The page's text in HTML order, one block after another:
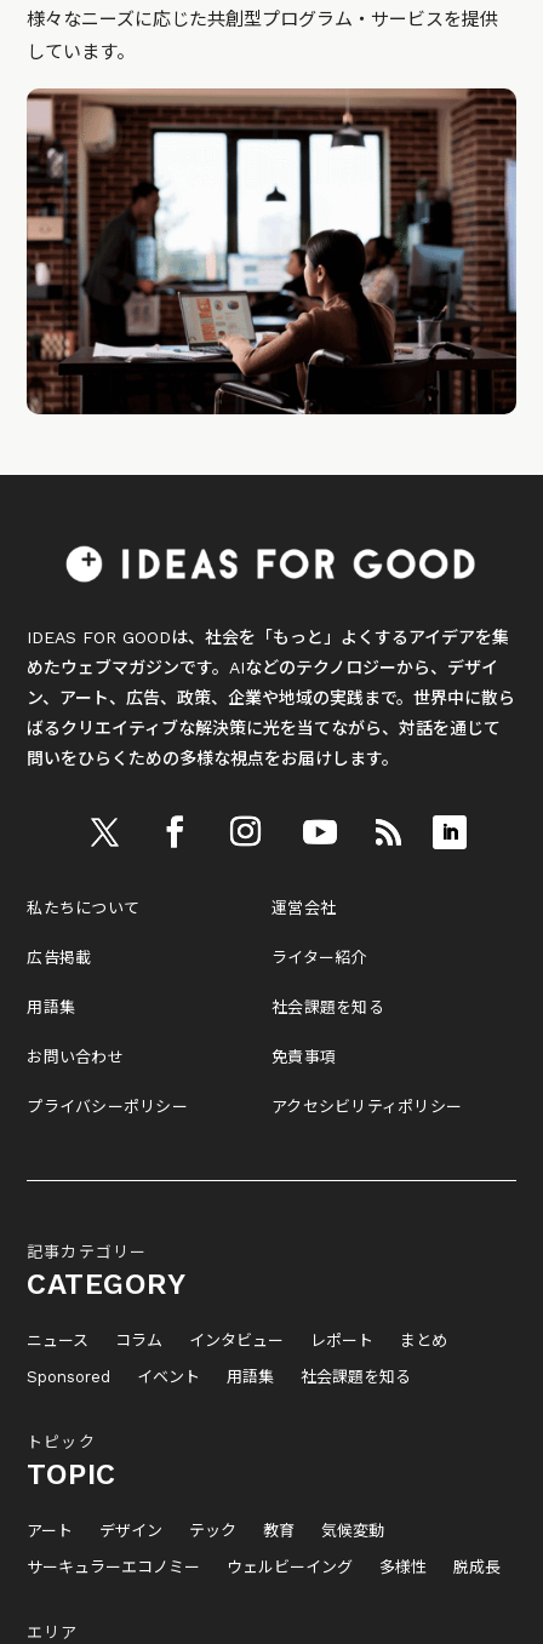
様々なニーズに応じた共創型プログラム・サービスを提供
しています。
IDEAS FOR GOODは、社会を「もっと」よくするアイデアを集
めたウェブマガジンです。AIなどのテクノロジーから、デザイ
ン、アート、広告、政策、企業や地域の実践まで。世界中に散ら
ばるクリエイティブな解決策に光を当てながら、対話を通じて
問いをひらくための多様な視点をお届けします。
私たちについて
広告掲載
用語集
お問い合わせ
プライバシーポリシー
運営会社
ライター紹介
社会課題を知る
免責事項
アクセシビリティポリシー
記事カテゴリー
CATEGORY
ニュース コラム インタビュー レポート
まとめ
Sponsored
イベント 用語集 社会課題を知る
トピック
TOPIC
アート デザイン テック 教育
気候変動
サーキュラーエコノミー
ウェルビーイング 多様性 脱成長
エリア